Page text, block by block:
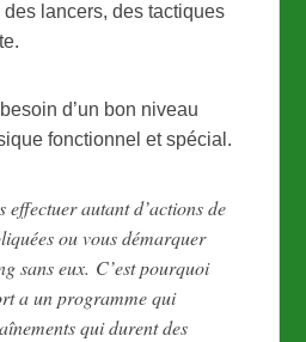
des lancers, des tactiques
d’un bon niveau
fonctionnel et spécial.
effectuer autant d’actions de
ou vous démarquer
sans eux. C’est pourquoi
a un programme qui
qui durent des